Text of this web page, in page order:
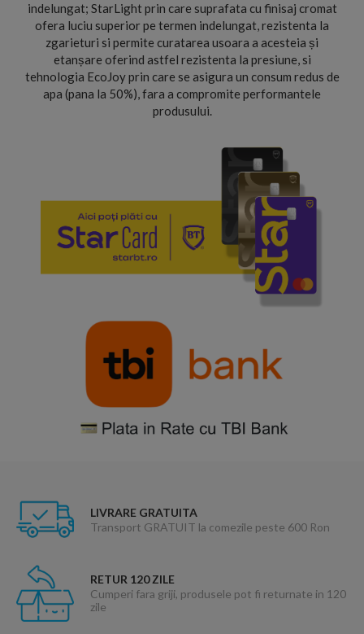
indelungat; StarLight prin care suprafata cu finisaj cromat
ofera luciu superior pe termen indelungat, rezistenta la
zgarieturi si permite curatarea usoara a acesteia și
etanșare oferind astfel rezistenta la presiune, si
tehnologia EcoJoy prin care se asigura un consum redus de
apa (pana la 50%), fara a compromite performantele
produsului.
LIVRARE GRATUITA
Transport GRATUIT la comezile peste 600 Ron
RETUR 120 ZILE
Cumperi fara griji, produsele pot fi returnate in 120
zile